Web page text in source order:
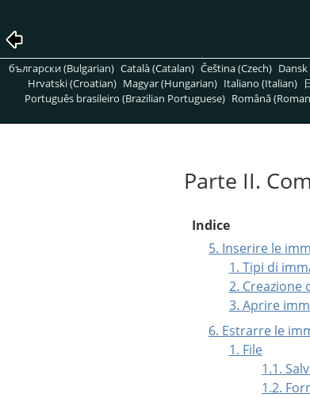
български (Bulgarian) Català (Catalan) Čeština (Czech)
Hrvatski (Croatian) Magyar (Hungarian) Italiano (Italian)
Português brasileiro (Brazilian Portuguese) Română
Parte II.
Indice
5. Inserire le
1. Tipi di
2. Creazione
3. Aprire
6. Estrarre le
1. File
1.1.
1.2.